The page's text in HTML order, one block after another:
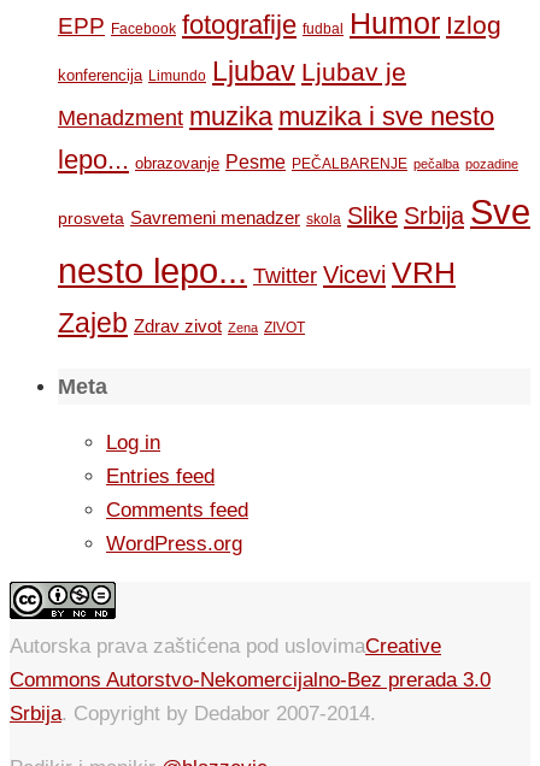
EPP Facebook fotografije fudbal Humor Izlog
konferencija Limundo Ljubav Ljubav je
Menadzment muzika muzika i sve nesto
lepo... obrazovanje Pesme PEČALBARENJE pečalba pozadine
prosveta Savremeni menadzer skola Slike Srbija Sve
nesto lepo... Twitter Vicevi VRH
Zajeb Zdrav zivot Zena ZIVOT
Meta
Log in
Entries feed
Comments feed
WordPress.org
Autorska prava zaštićena pod uslovimaCreative
Commons Autorstvo-Nekomercijalno-Bez prerada 3.0
Srbija. Copyright by Dedabor 2007-2014.